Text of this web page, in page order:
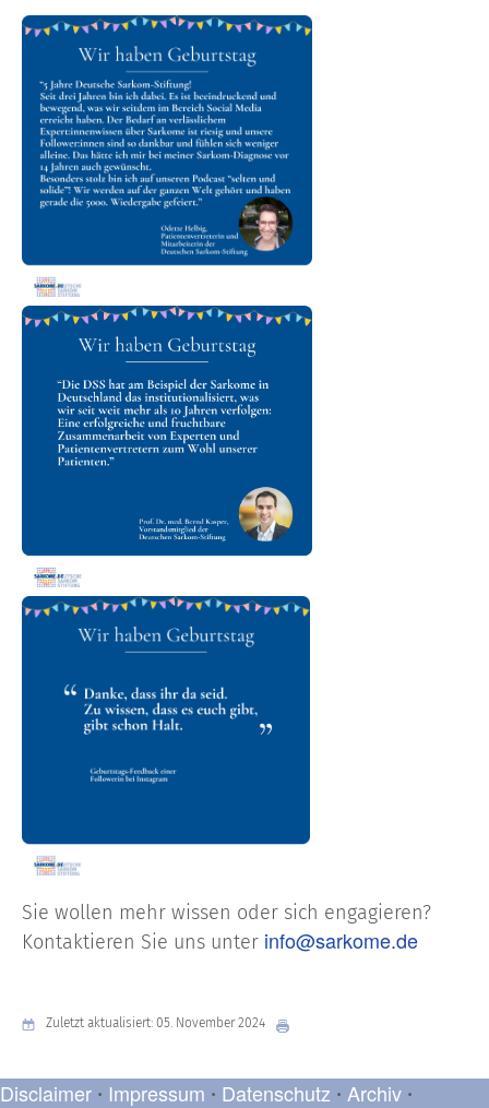
Sie wollen mehr wissen oder sich engagieren?
Kontaktieren Sie uns unter info@sarkome.de
Zuletzt aktualisiert: 05. November 2024
Disclaimer • Impressum • Datenschutz • Archiv •